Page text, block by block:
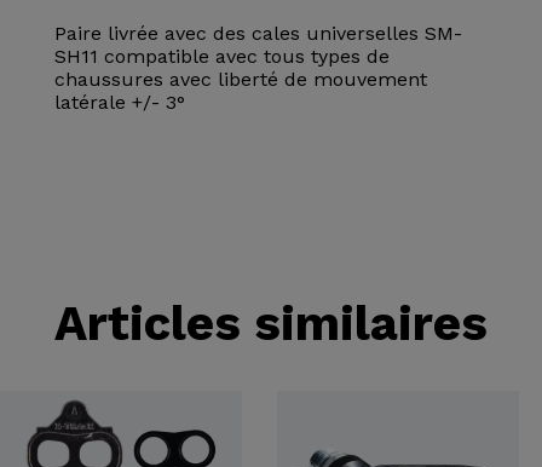
Paire livrée avec des cales universelles SM-
SH11 compatible avec tous types de
chaussures avec liberté de mouvement
latérale +/- 3°
Articles similaires